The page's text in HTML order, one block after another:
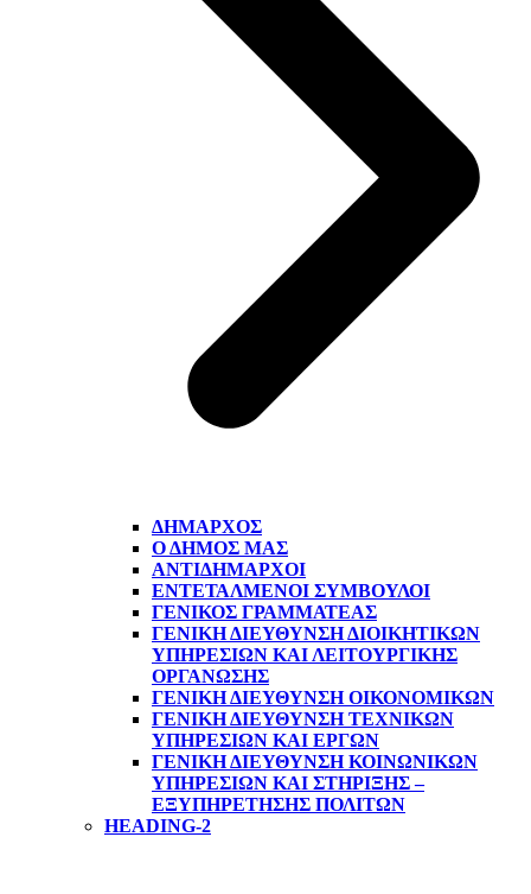
ΔΉΜΑΡΧΟΣ
Ο ΔΗΜΟΣ ΜΑΣ
ΑΝΤΙΔΉΜΑΡΧΟΙ
ΕΝΤΕΤΑΛΜΈΝΟΙ ΣΎΜΒΟΥΛΟΙ
ΓΕΝΙΚΌΣ ΓΡΑΜΜΑΤΈΑΣ
ΓΕΝΙΚΉ ΔΙΕΎΘΥΝΣΗ ΔΙΟΙΚΗΤΙΚΏΝ
ΥΠΗΡΕΣΙΏΝ ΚΑΙ ΛΕΙΤΟΥΡΓΙΚΉΣ
ΟΡΓΆΝΩΣΗΣ
ΓΕΝΙΚΉ ΔΙΕΎΘΥΝΣΗ ΟΙΚΟΝΟΜΙΚΏΝ
ΓΕΝΙΚΉ ΔΙΕΎΘΥΝΣΗ ΤΕΧΝΙΚΏΝ
ΥΠΗΡΕΣΙΏΝ ΚΑΙ ΈΡΓΩΝ
ΓΕΝΙΚΉ ΔΙΕΎΘΥΝΣΗ ΚΟΙΝΩΝΙΚΏΝ
ΥΠΗΡΕΣΙΏΝ ΚΑΙ ΣΤΉΡΙΞΗΣ –
ΕΞΥΠΗΡΈΤΗΣΗΣ ΠΟΛΙΤΏΝ
HEADING-2